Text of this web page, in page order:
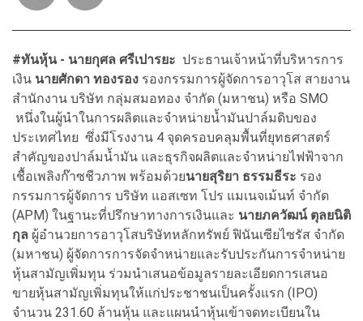
#ทันหุ้น - นายกุศล ศรีเปารยะ ประธานเจ้าหน้าที่บริหารการ
เงิน นายศักดา ทองรอง รองกรรมการผู้จัดการอาวุโส สายงาน
สำนักงาน บริษัท กลุ่มสมอทอง จำกัด (มหาชน) หรือ SMO
หนึ่งในผู้นำในการผลิตและจำหน่ายน้ำมันปาล์มดิบของ
ประเทศไทย ซึ่งมีโรงงาน 4 จุดครอบคลุมพื้นที่ยุทธศาสตร์
สำคัญของปาล์มน้ำมัน และธุรกิจผลิตและจำหน่ายไฟฟ้าจาก
เชื้อเพลิงก๊าซชีวภาพ พร้อมด้วยนายสุริยา ธรรมธีระ รอง
กรรมการผู้จัดการ บริษัท แอสเซท โปร แมเนจเม้นท์ จำกัด
(APM) ในฐานะที่ปรึกษาทางการเงินและ นายภควัฒน์ ตุลยนิติ
กุล ผู้อำนวยการอาวุโสบริษัทหลักทรัพย์ ฟินันเซียไซรัส จำกัด
(มหาชน) ผู้จัดการการจัดจำหน่ายและรับประกันการจำหน่าย
หุ้นสามัญเพิ่มทุน ร่วมนำเสนอข้อมูลรายละเอียดการเสนอ
ขายหุ้นสามัญเพิ่มทุนให้แก่ประชาชนเป็นครั้งแรก (IPO)
จำนวน 231.60 ล้านหุ้น และแผนนำหุ้นเข้าจดทะเบียนใน